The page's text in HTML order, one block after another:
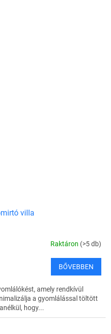
villa
Raktáron (>5 db)
BŐVEBBEN
amely rendkívül
a gyomlálással töltött
hogy...